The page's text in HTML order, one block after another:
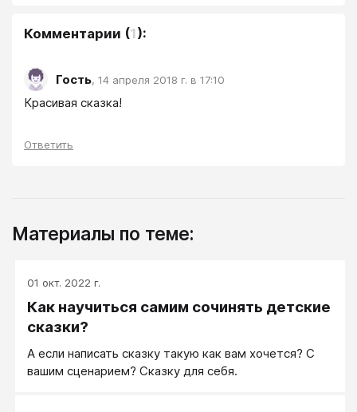
Комментарии (1):
Гость, 14 апреля 2018 г. в 17:10
Красивая сказка!
Ответить
Материалы по теме:
01 окт. 2022 г.
Как научиться самим сочинять детские
сказки?
А если написать сказку такую как вам хочется? С
вашим сценарием? Сказку для себя.